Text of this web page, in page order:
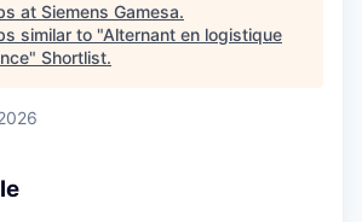
at Siemens Gamesa.
similar to "Alternant en logistique
" Shortlist.